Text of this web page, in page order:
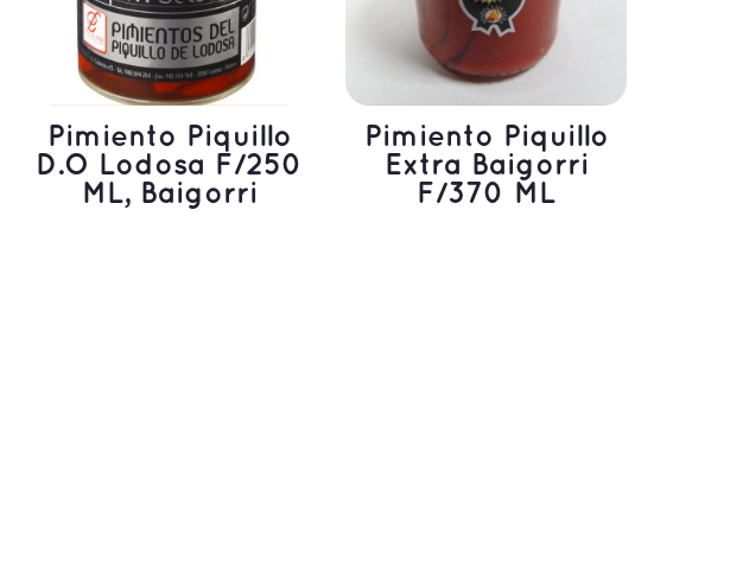
Pimiento Piquillo
D.O Lodosa F/250
ML, Baigorri
Pimiento Piquillo
Extra Baigorri
F/370 ML